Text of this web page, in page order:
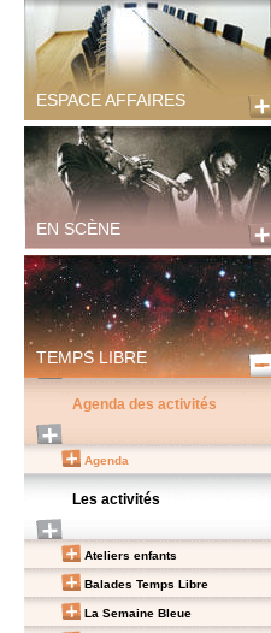
ESPACE AFFAIRES
EN SCÈNE
TEMPS LIBRE
Agenda des activités
Agenda
Les activités
Ateliers enfants
Balades Temps Libre
La Semaine Bleue